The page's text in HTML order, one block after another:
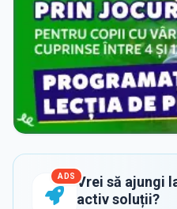
ADS Vrei să ajungi
activ soluții?